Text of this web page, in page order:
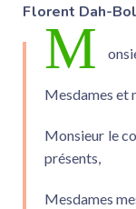
Florent Dah-
M
Mesdames et
Monsieur le
présents,
Mesdames